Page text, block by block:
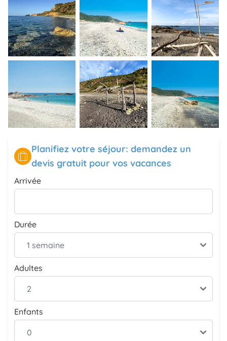
Planifiez votre séjour: demandez un
devis gratuit pour vos vacances
Arrivée
Durée
Adultes
Enfants